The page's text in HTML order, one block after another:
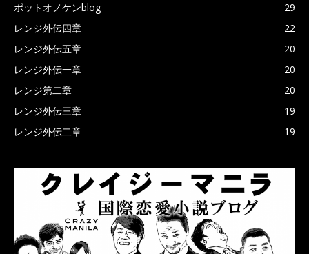
ポットオノケンblog
29
レンジ外伝四章
22
レンジ外伝五章
20
レンジ外伝一章
20
レンジ第二章
20
レンジ外伝三章
19
レンジ外伝二章
19